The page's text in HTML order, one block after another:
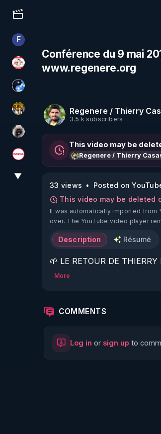
Culture, media & entertainment
FFinalscape
JSF - TV
Chercheur de vérité
Textes Sacrés & Maîtres Spirituels
Priscane
Magazine Nexus
▼
Conférence du 9 mai
www.regenere.org
Regenere / Thierry
3.5 k subscribers
This video may be
Regenere / Thierry
33 views
Posted on
This video may be deleted
It was automatically imported from
over. The YouTube video player
Description Résumé
🌱 LE RETOUR DE
🌱 LE MAGAZINE RÉGÉNÈRE
http://rgnr.li/ymag
More
COMMENTS
Log in or sign up to